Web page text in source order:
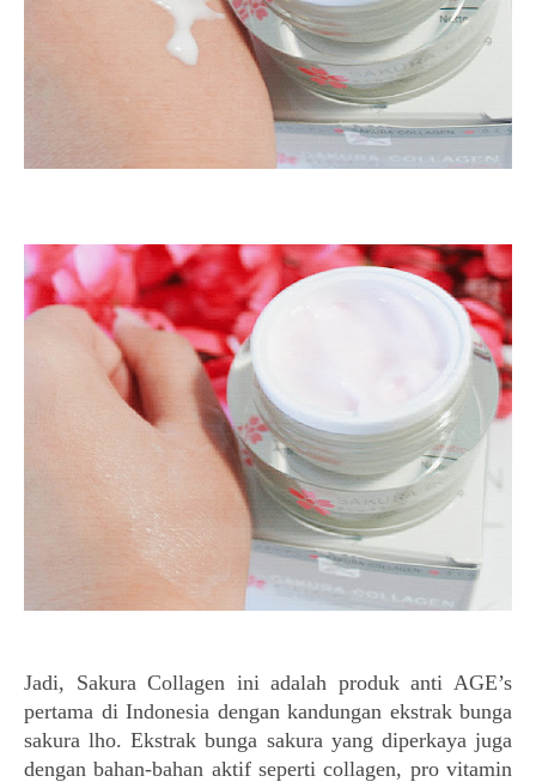
Jadi, Sakura Collagen ini adalah produk anti AGE’s
pertama di Indonesia dengan kandungan ekstrak bunga
sakura lho. Ekstrak bunga sakura yang diperkaya juga
dengan bahan-bahan aktif seperti collagen, pro vitamin